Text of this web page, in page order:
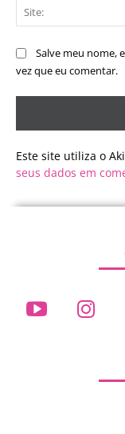
Salve meu nome,
vez que eu comentar.
Este site utiliza o
seus dados em